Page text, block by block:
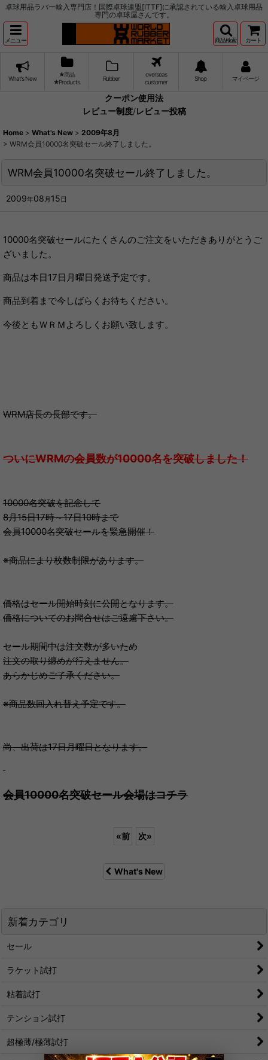
卓球用品ラバー輸入専門店！国際卓球連盟[ITTF]に承認されている輸入卓球用品
専門の卓球屋さんです。
メニュー 商品検索 カート
What's New
★商品
★Products
Rubber
overseas
customer
Shop マイページ
クーポン使用法
レビュー制度/レビュー投稿
Home > What's New > 2009年8月
> WRM会員10000名突破セール終了しました。
WRM会員10000名突破セール終了しました。
2009年08 月 15 日
10000名突破セールにたくさんのご注文をいただきありがとうご
ざいました。
商品は本日17日月曜日発送予定です。
商品到着まで今しばらくお待ちください。
今後ともＷＲＭよろしくお願い致します。
WRM店長の長部です。
ついにWRMの会員数が10000名を突破しました！
10000名突破を記念して
8月15日17時～17日10時まで
会員10000名突破セールを緊急開催！
※商品により枚数制限があります。
価格はセール開始時刻に公開となります。
価格についてのお問合せはご遠慮下さい。
セール期間中は注文数が多いため
注文の取り纏めが行えません。
あらかじめご了承ください。
※商品数回入れ替え予定です。
尚、出荷は17日月曜日となります。
会員10000名突破セール会場はコチラ
«前 次»
What's New
新着カテゴリ
セール
ラケット試打
粘着試打
テンション試打
超極薄/極薄試打